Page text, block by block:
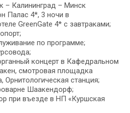
– Калининград – Минск
Палас 4*, 3 ночи в
GreenGate 4* с завтраками;
по программе;
концерт в Кафедральном
смотровая площадка
Орнитологическая станция;
Шаакендорф;
при въезде в НП «Куршская